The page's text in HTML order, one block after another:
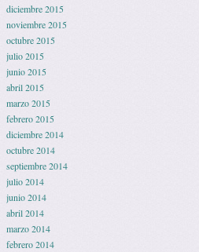
diciembre 2015
noviembre 2015
octubre 2015
julio 2015
junio 2015
abril 2015
marzo 2015
febrero 2015
diciembre 2014
octubre 2014
septiembre 2014
julio 2014
junio 2014
abril 2014
marzo 2014
febrero 2014